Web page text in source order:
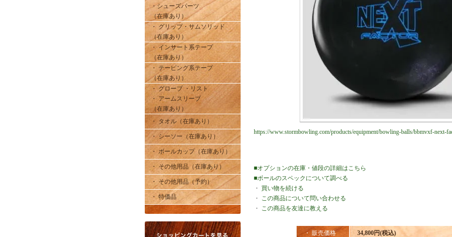
・シューズパーツ
（在庫あり）
・ グリップ・サムソリッド
（在庫あり）
・ インサート系テープ
（在庫あり）
・ テーピング系テープ
（在庫あり）
・ グローブ ・リスト
・ アームスリーブ
（在庫あり）
・ タオル（在庫あり）
・ シーソー（在庫あり）
・ ボールカップ（在庫あり）
・ その他用品（在庫あり）
・ その他用品（予約）
・ 特価品
https://www.stormbowling.com/products/equipment/bowling-balls/bbmvxf-next-
■オプションの在庫・値段の詳細はこちら
■ボールのスペックについて調べる
・ 買い物を続ける
・ この商品について問い合わせる
・ この商品を友達に教える
・ 販売価格 34,800円(税込)